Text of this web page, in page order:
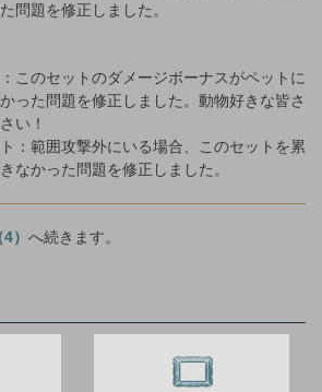
問題を修正しました。
このセットのダメージボーナスがペットに
った問題を修正しました。動物好きな皆さ
い！
：範囲攻撃外にいる場合、このセットを累
なかった問題を修正しました。
） へ続きます。